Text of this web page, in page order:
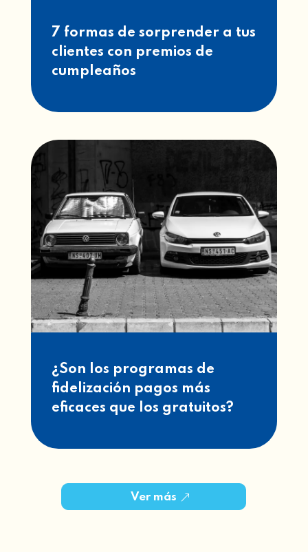
7 formas de sorprender a tus
clientes con premios de
cumpleaños
¿Son los programas de
fidelización pagos más
eficaces que los gratuitos?
Ver más